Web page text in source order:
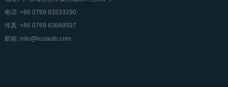
电话: +86 0769 83533290
传真: +86 0769 83669597
邮箱: info@kusauto.com